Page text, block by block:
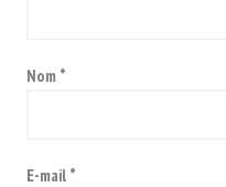
Nom *
E-mail *